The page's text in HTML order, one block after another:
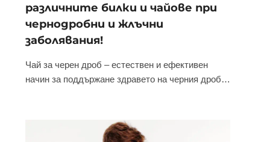
различните билки и чайове при
чернодробни и жлъчни
заболявания!
Чай за черен дроб – естествен и ефективен
начин за поддържане здравето на черния дроб…